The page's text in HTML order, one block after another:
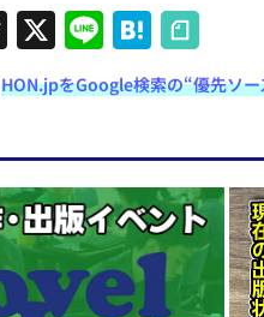
T
h
re
a
d
s
X Li
n
e
H
at
e
n
a
HON.jpをGoogle検索の“優先ソ